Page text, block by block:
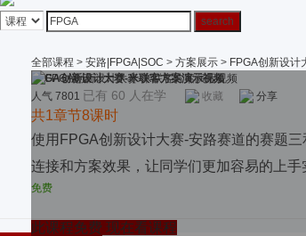
全部课程 > 安路|FPGA|SOC > 方案展示 > FPGA创新设计
FPGA创新设计大赛-米联客方案演示视频
人气 7801 已有 60 人在学 收藏 分享
共1章节8课时
使用FPGA创新设计大赛-安路赛道的赛题
连接和方案效果，让同学们更加容易的上手
免费
此课程免费 现在看课程